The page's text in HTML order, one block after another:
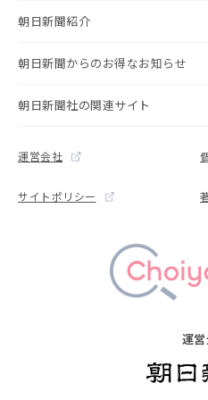
運
朝日新聞紹介
朝日新聞からのお得なお知らせ
朝日新聞社の関連サイト
運営会社
サイトポリシー